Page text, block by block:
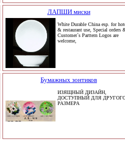
ЛАПШИ миски
White Durable China esp. for
& restaurant use, Special orders
Customer`s Parttern Logos are
welcome,
Бумажных зонтиков
ИЗЯЩНЫЙ ДИЗАЙН,
ДОСТУПНЫЙ ДЛЯ
РАЗМЕРА